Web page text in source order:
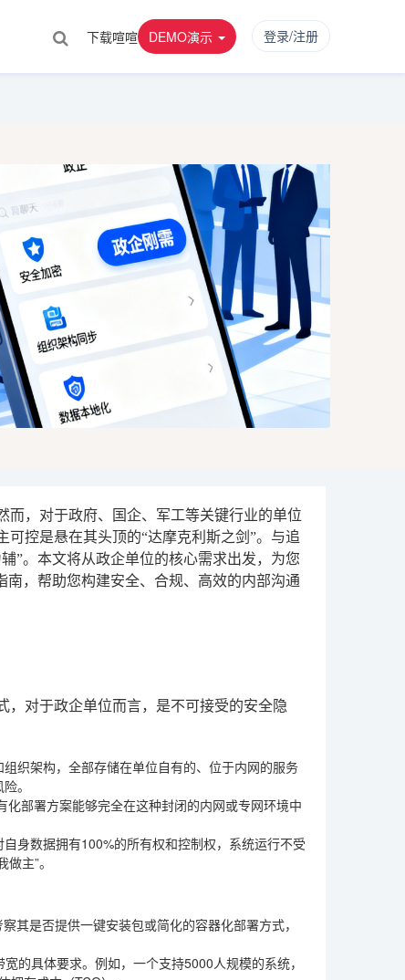
下载喧喧 DEMO演示 登录/注册
，对于政府、国企、军工等关键行业的单位
控是悬在其头顶的“达摩克利斯之剑”。与追
”。本文将从政企单位的核心需求出发，为您
，帮助您构建安全、合规、高效的内部沟通
，对于政企单位而言，是不可接受的安全隐
织架构，全部存储在单位自有的、位于内网的服务
。
部署方案能够完全在这种封闭的内网或专网环境中
身数据拥有100%的所有权和控制权，系统运行不受
主”。
其是否提供一键安装包或简化的容器化部署方式，
的具体要求。例如，一个支持5000人规模的系统，